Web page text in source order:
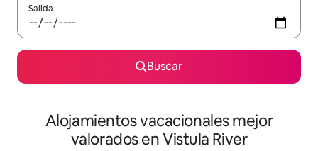
Salida
Buscar
Alojamientos vacacionales mejor
valorados en Vistula River